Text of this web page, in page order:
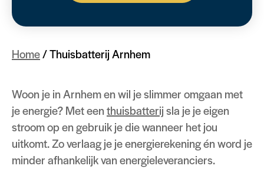
Home/Thuisbatterij Arnhem
Woon je in Arnhem en wil je slimmer omgaan met
je energie? Met eenthuisbatterijsla je je eigen
stroom op en gebruik je die wanneer het jou
uitkomt. Zo verlaag je je energierekening én word je
minder afhankelijk van energieleveranciers.